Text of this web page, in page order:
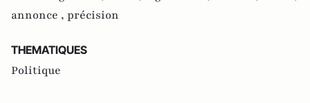
annonce , précision
THEMATIQUES
Politique